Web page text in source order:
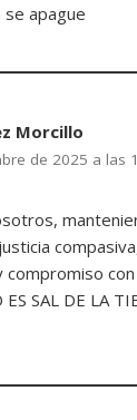
se apague
Morcillo
de 2025 a las
con
ES SAL DE LA